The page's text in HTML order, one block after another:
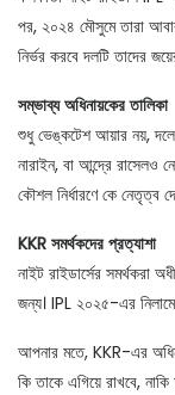
পর, ২০২৪ মৌসুমে তারা
নির্ভর করবে দলটি তাদের
সম্ভাব্য অধিনায়কের তালিকা
শুধু ভেঙ্কটেশ আয়ার নয়, দলে
নারাইন, বা আন্দ্রে রাসেলও
কৌশল নির্ধারণে কে নেতৃত্ব
KKR সমর্থকদের প্রত্যাশা
নাইট রাইডার্সের সমর্থকরা
জন্য। IPL ২০২৫-এর
আপনার মতে, KKR-এর
কি তাকে এগিয়ে রাখবে,